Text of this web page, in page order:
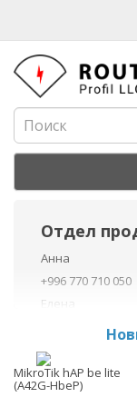
Отдел
Анна
+996 770 710 050
Елена
+996 770 710 040
+996 755 710 050
Данил
+996 775 710 060
MikroTik hAP be lite
(A42G-HbeP)